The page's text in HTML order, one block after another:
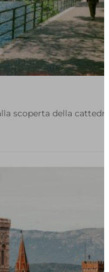
scoperta della